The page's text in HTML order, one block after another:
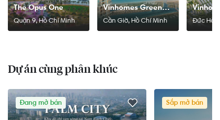
The Opus One
Quận 9, Hồ Chí Minh
Vinhomes Green
Paradise Cần Giờ
Cần Giờ, Hồ Chí Minh
City
Đức
Dự án cùng phân khúc
Đang mở bán Sắp mở bán